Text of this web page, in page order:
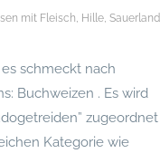
mit Fleisch, Hille, Sauerland
schmeckt nach
Buchweizen . Es wird
zugeordnet
Kategorie wie